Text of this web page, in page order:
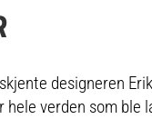
designeren
hele verden som ble